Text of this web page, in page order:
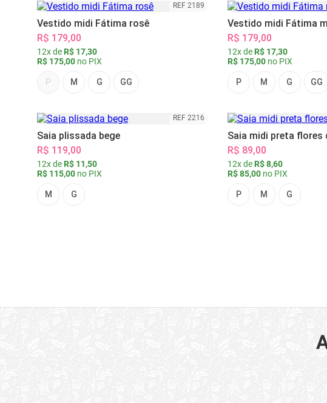
REF 2189
Vestido midi Fátima rosê
R$ 179,00
12x de R$ 17,30
R$ 175,00 no PIX
P M G GG
Vestido midi Fátima
R$ 179,00
12x de R$ 17,30
R$ 175,00no PIX
P M G GG
REF 2216
Saia plissada bege
R$ 119,00
12x de R$ 11,50
R$ 115,00 no PIX
M G
Saia midi preta flores
R$ 89,00
12x de R$ 8,60
R$ 85,00no PIX
P M G